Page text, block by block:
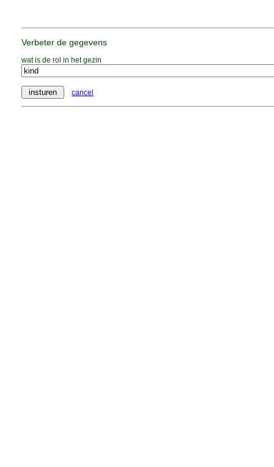
Verbeter de gegevens
wat is de rol in het gezin
cancel